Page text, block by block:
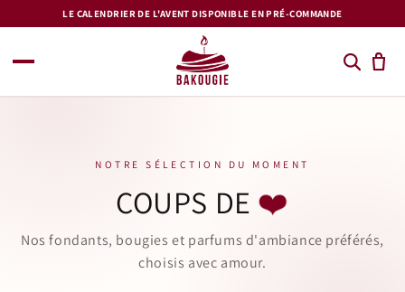
passerLE CALENDRIER DE L'AVENT DISPONIBLE EN PRÉ-COMMANDE
NOTRE SÉLECTION DU MOMENT
COUPS DE ❤️
Nos fondants, bougies et parfums d'ambiance préférés,
choisis avec amour.